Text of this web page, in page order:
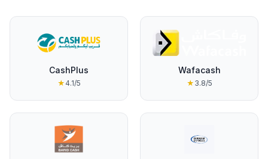
CashPlus
★ 4.1/5
Wafacash
★ 3.8/5